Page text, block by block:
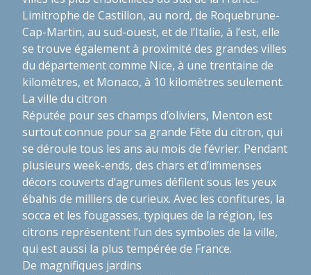
Limitrophe de Castillon, au nord, de Roquebrune-
Cap-Martin, au sud-ouest, et de l’Italie, à l’est, elle
se trouve également à proximité des grandes villes
du département comme Nice, à une trentaine de
kilomètres, et Monaco, à 10 kilomètres seulement.
La ville du citron
Réputée pour ses champs d’oliviers, Menton est
surtout connue pour sa grande Fête du citron, qui
se déroule tous les ans au mois de février. Pendant
plusieurs week-ends, des chars et d’immenses
décors couverts d’agrumes défilent sous les yeux
ébahis de milliers de curieux. Avec les confitures, la
socca et les fougasses, typiques de la région, les
citrons représentent l’un des symboles de la ville,
qui est aussi la plus tempérée de France.
De magnifiques jardins